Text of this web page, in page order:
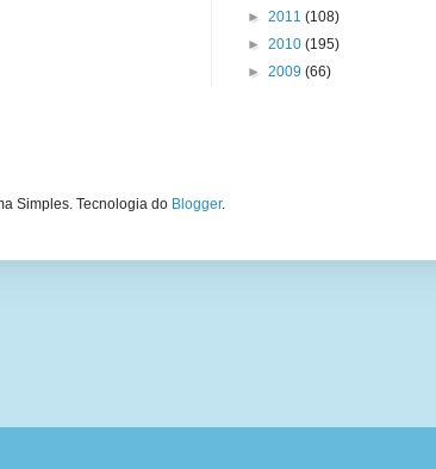
► 2011 (108)
► 2010 (195)
► 2009 (66)
Simples. Tecnologia do Blogger.